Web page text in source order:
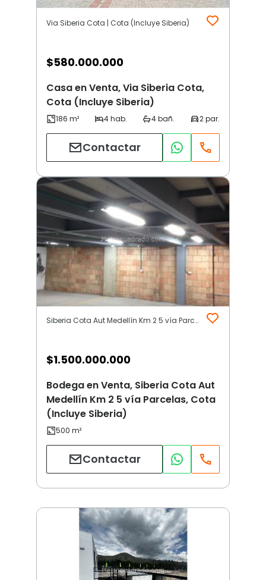
Via Siberia Cota | Cota (Incluye Siberia)
$580.000.000
Casa en Venta, Via Siberia Cota,
Cota (Incluye Siberia)
Contactar
Siberia Cota Aut Medellín Km 2 5 vía Parcelas | Otros | Cota (Incluye Siberia)
$1.500.000.000
Bodega en Venta, Siberia Cota Aut
Medellín Km 2 5 vía Parcelas, Cota
(Incluye Siberia)
Contactar